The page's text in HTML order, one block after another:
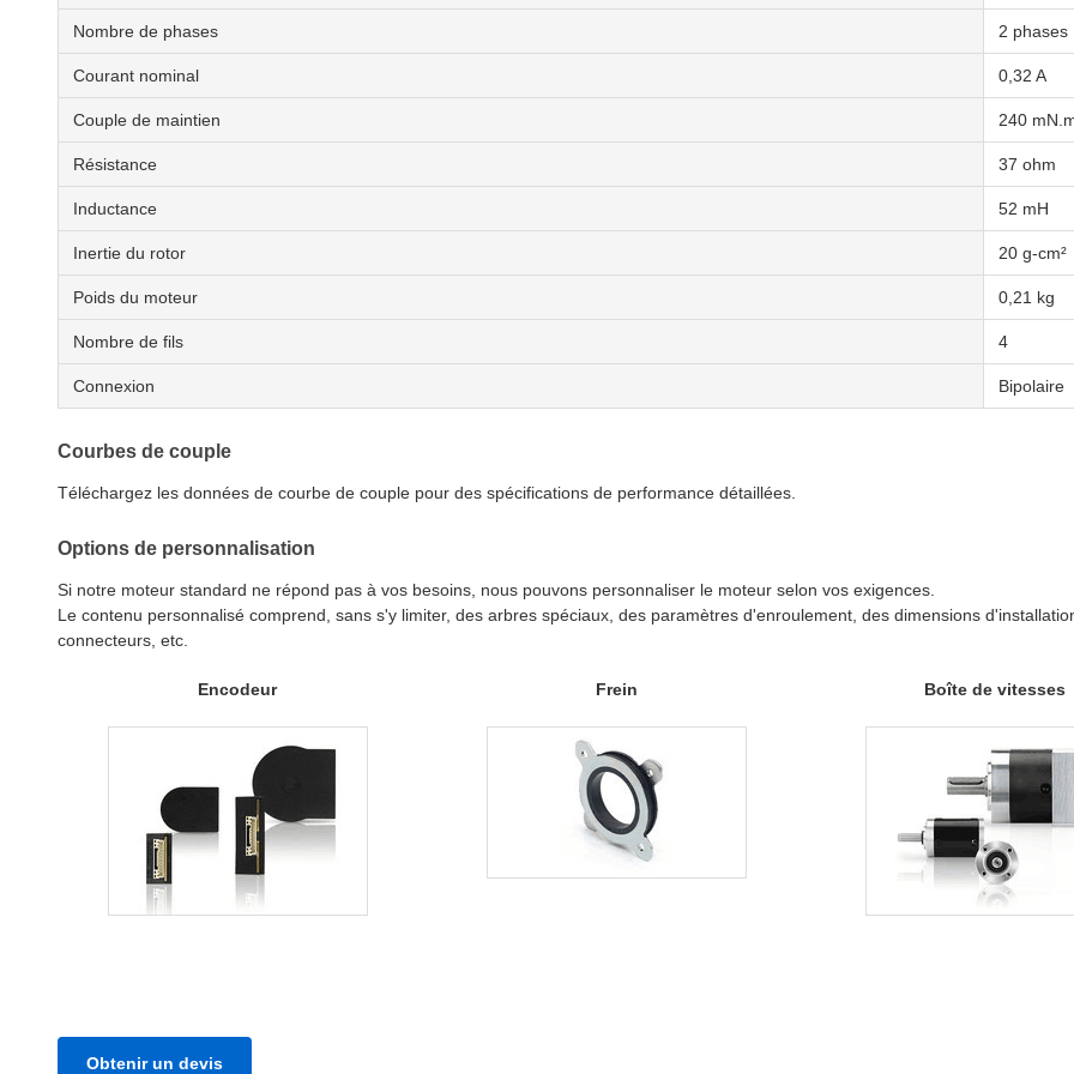
Nombre de phases 2 phases
Courant nominal 0,32 A
Couple de maintien 240
Résistance 37 ohm
Inductance 52 mH
Inertie du rotor 20 g-cm²
Poids du moteur 0,21 kg
Nombre de fils 4
Connexion Bipolaire
Courbes de couple
Téléchargez les données de courbe de couple pour des spécifications de performance détaillées.
Options de personnalisation
Si notre moteur standard ne répond pas à vos besoins, nous pouvons personnaliser le moteur selon vos exigences.
Le contenu personnalisé comprend, sans s'y limiter, des arbres spéciaux, des paramètres d'enroulement, des dimensions
connecteurs, etc.
Encodeur Frein Boîte de vitesses
Obtenir un devis